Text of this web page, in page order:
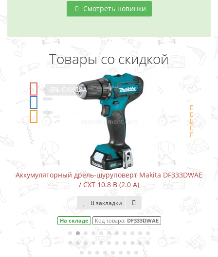
Смотреть новинки
Товары со скидкой
СКИДКА
Аккумуляторный дрель-шуруповерт Makita DF333DWAE
/ CXT 10.8 В (2.0 А)
В закладки
На складе Код товара: DF333DWAE